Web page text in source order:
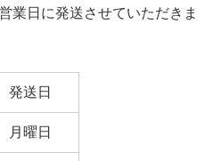
業日に発送させていただきま
発送日
月曜日